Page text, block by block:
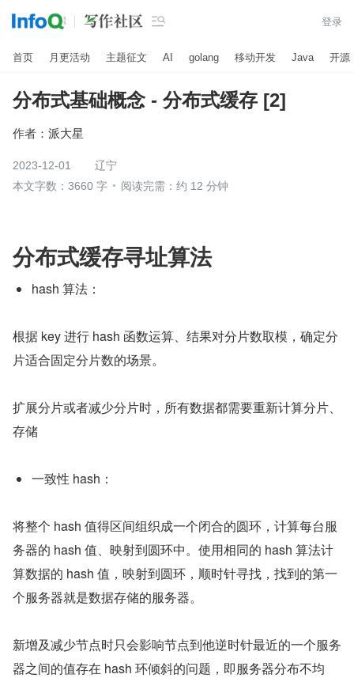
 登录
首页 月更活动 主题征文 AI golang 移动开发 Java 开源
分布式基础概念 - 分布式缓存 [2]
作者： 派大星
2023-12-01
辽宁
本文字数：3660 字
阅读完需：约 12 分钟
分布式缓存寻址算法
hash 算法：
根据 key 进行 hash 函数运算、结果对分片数取模，确定分
片适合固定分片数的场景。
扩展分片或者减少分片时，所有数据都需要重新计算分片、
存储
一致性 hash：
将整个 hash 值得区间组织成一个闭合的圆环，计算每台服
务器的 hash 值、映射到圆环中。使用相同的 hash 算法计
算数据的 hash 值，映射到圆环，顺时针寻找，找到的第一
个服务器就是数据存储的服务器。
新增及减少节点时只会影响节点到他逆时针最近的一个服务
器之间的值存在 hash 环倾斜的问题，即服务器分布不均